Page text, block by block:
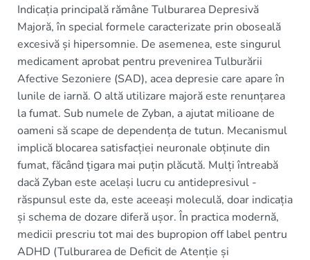
Indicația principală rămâne Tulburarea Depresivă
Majoră, în special formele caracterizate prin oboseală
excesivă și hipersomnie. De asemenea, este singurul
medicament aprobat pentru prevenirea Tulburării
Afective Sezoniere (SAD), acea depresie care apare în
lunile de iarnă. O altă utilizare majoră este renunțarea
la fumat. Sub numele de Zyban, a ajutat milioane de
oameni să scape de dependența de tutun. Mecanismul
implică blocarea satisfacției neuronale obținute din
fumat, făcând țigara mai puțin plăcută. Mulți întreabă
dacă Zyban este același lucru cu antidepresivul -
răspunsul este da, este aceeași moleculă, doar indicația
și schema de dozare diferă ușor. În practica modernă,
medicii prescriu tot mai des bupropion off label pentru
ADHD (Tulburarea de Deficit de Atenție și